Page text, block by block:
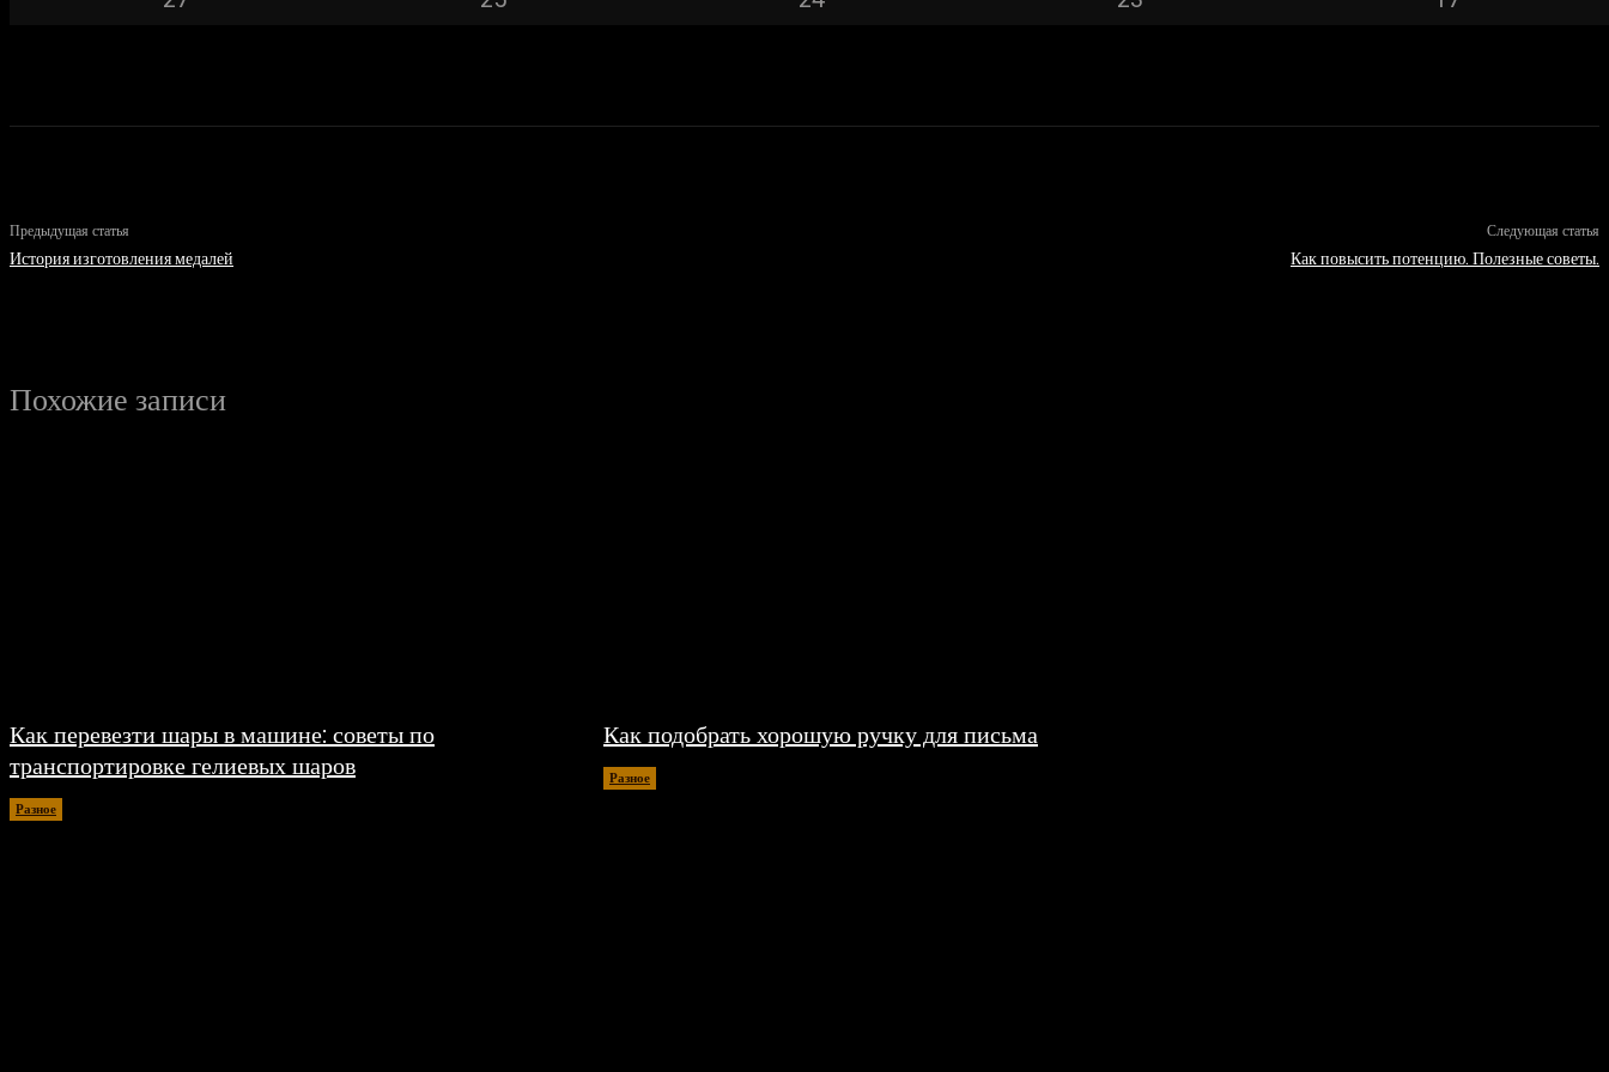
Предыдущая статья
История изготовления медалей
Следующая статья
Как повысить потенцию. Полезные советы.
Похожие записи
Как перевезти шары в машине: советы по
транспортировке гелиевых шаров
Разное
Как подобрать хорошую ручку для письма
Разное